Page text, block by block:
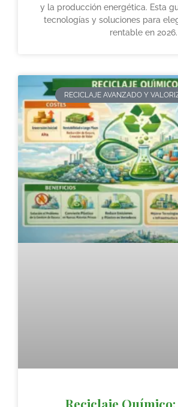
y la producción energética. Esta
tecnologías y soluciones para
rentable en 2026.
RECICLAJE AVANZADO Y
Reciclaje Químico: